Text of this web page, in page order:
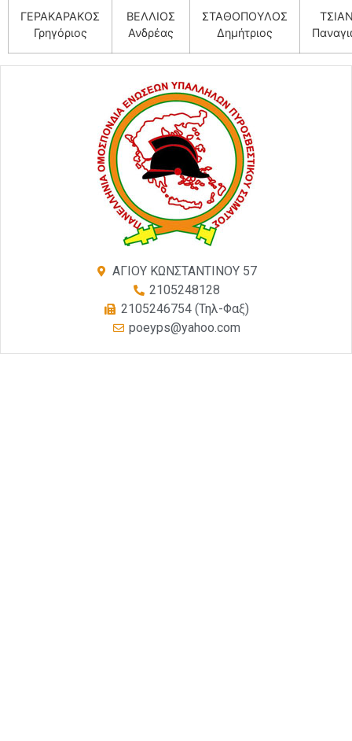
ΓΕΡΑΚΑΡΑΚΟΣ
Γρηγόριος
ΒΕΛΛΙΟΣ
Ανδρέας
ΣΤΑΘΟΠΟΥΛΟΣ
Δημήτριος
ΑΓΙΟΥ ΚΩΝΣΤΑΝΤΙΝΟΥ 57
2105248128
2105246754 (Τηλ-Φαξ)
poeyps@yahoo.com